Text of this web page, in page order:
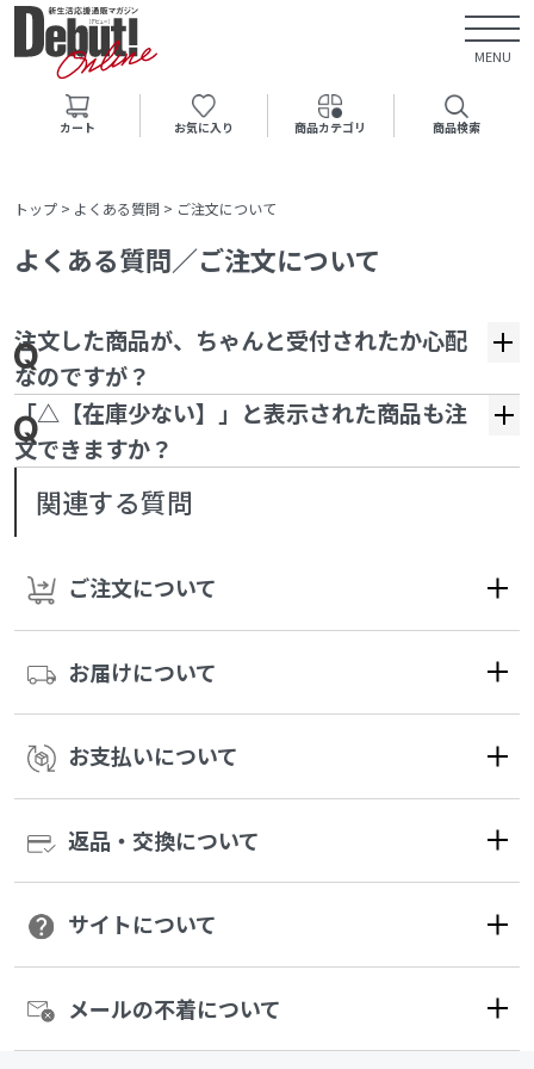
MENU
カート お気に入り 商品カテゴリ 商品検索
トップ > よくある質問 > ご注文について
よくある質問／ご注文について
注文した商品が、ちゃんと受付されたか心配
なのですが？
「△【在庫少ない】」と表示された商品も注
文できますか？
関連する質問
ご注文について
お届けについて
お支払いについて
返品・交換について
サイトについて
メールの不着について